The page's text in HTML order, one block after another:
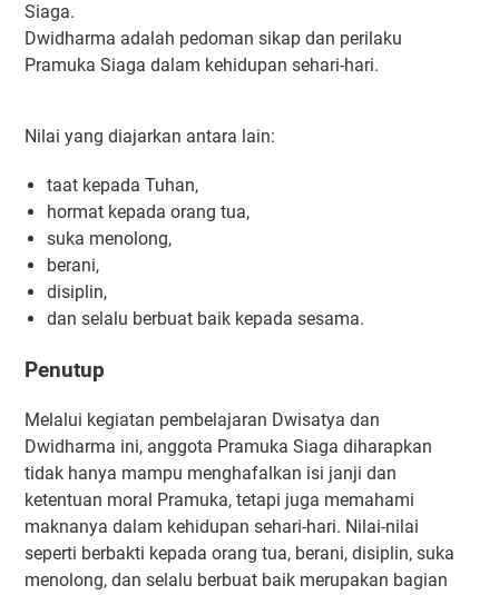
Siaga.
Dwidharma adalah pedoman sikap dan perilaku
Pramuka Siaga dalam kehidupan sehari-hari.
Nilai yang diajarkan antara lain:
taat kepada Tuhan,
hormat kepada orang tua,
suka menolong,
berani,
disiplin,
dan selalu berbuat baik kepada sesama.
Penutup
Melalui kegiatan pembelajaran Dwisatya dan
Dwidharma ini, anggota Pramuka Siaga diharapkan
tidak hanya mampu menghafalkan isi janji dan
ketentuan moral Pramuka, tetapi juga memahami
maknanya dalam kehidupan sehari-hari. Nilai-nilai
seperti berbakti kepada orang tua, berani, disiplin, suka
menolong, dan selalu berbuat baik merupakan bagian